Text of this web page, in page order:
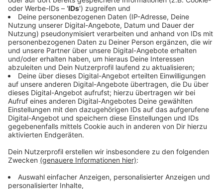
Kostenlos registrieren, Team gründen oder aussuchen
- schon ist man für den Start Anfang Mai bereit. - Wir
von Antenne Düsseldorf haben auch wieder ein Team
eröffnet, um zusammen mit Hörerinnen und Hörern
möglichst viele Radkilometer zu sammeln. Im
vergangenen Jahr sind so rund 17.800 Kilometer
zusammen gekommen. Das heißt: unser Team konnte
dadurch, dass Autos stehen geblieben sind rund 300
Kilogramm CO2 einsparen.
Ob auf dem Arbeitsweg, in der Freizeit, im Urlaub oder
beim Sport - jeder gefahrene Kilometer gilt. Die
Siegerteams aus Düsseldorf werden nach den
Sommerferien im Rathaus vom Oberbürgermeister
ausgezeichnet.